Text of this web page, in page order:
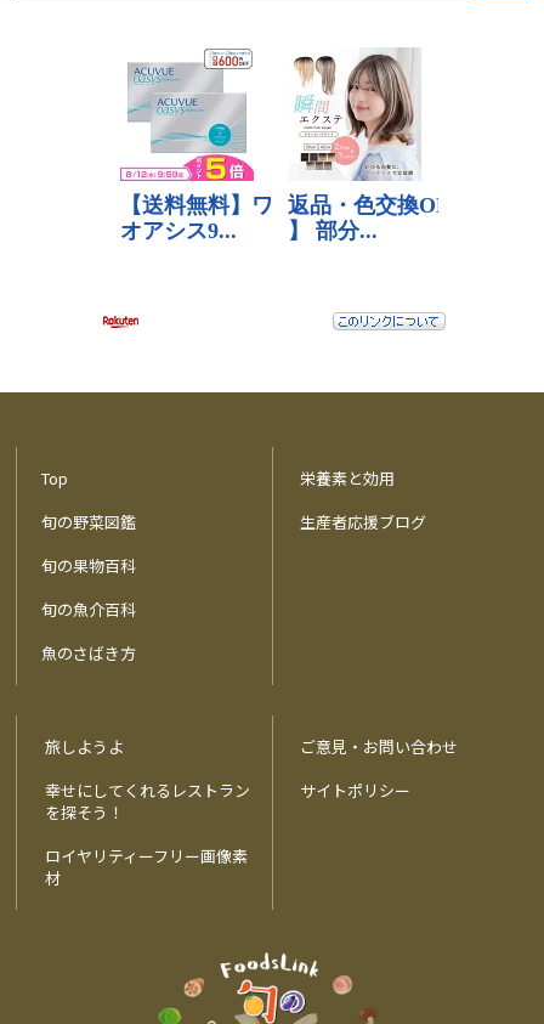
Top
旬の野菜図鑑
旬の果物百科
旬の魚介百科
魚のさばき方
栄養素と効用
生産者応援ブログ
旅しようよ
幸せにしてくれるレストラン
を探そう！
ロイヤリティーフリー画像素
材
ご意見・お問い合わせ
サイトポリシー